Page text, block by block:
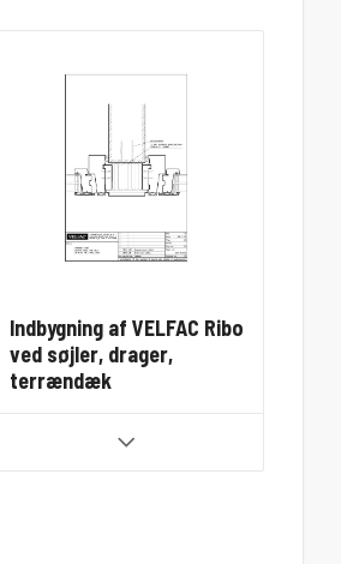
Indbygning af VELFAC Ribo
ved søjler, drager,
terrændæk